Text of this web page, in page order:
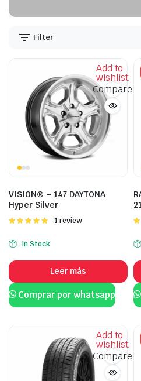
Filter
Add to
wishlist
Compare
VISION® – 147 DAYTONA
Hyper Silver
Valorado
5
1 review
In Stock
Leer más
Comprar por whatsapp
de
Add to
wishlist
Compare